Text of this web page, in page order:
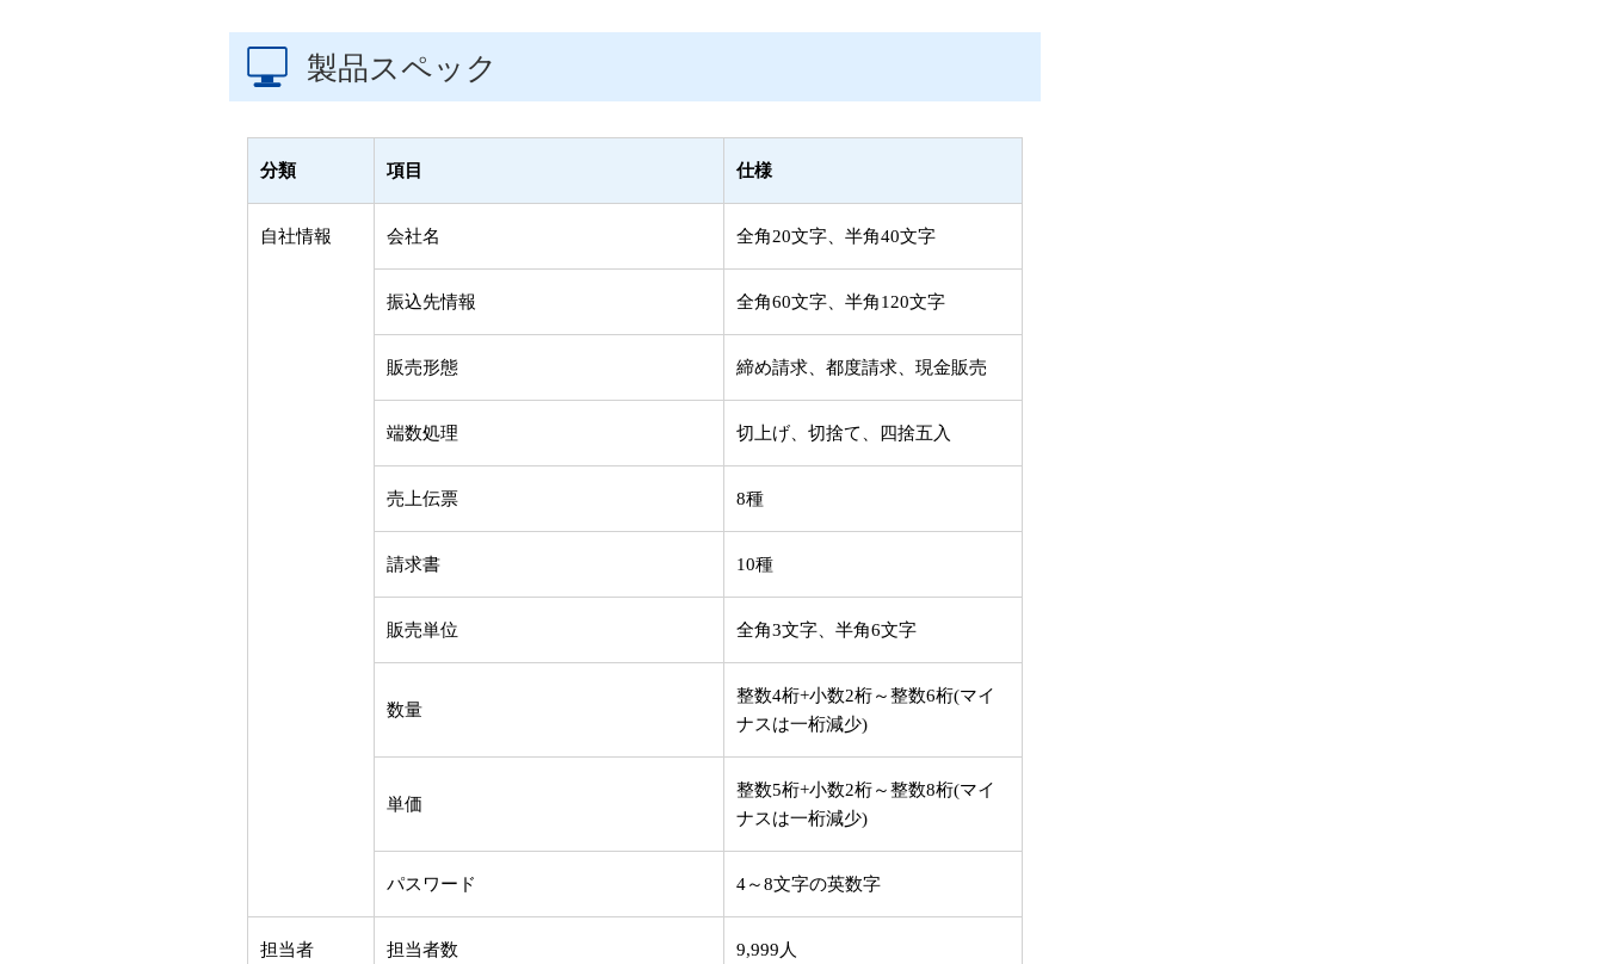
製品スペック
分類 項目 仕様
自社情報 会社名 全角20文字、半角40文字
振込先情報 全角60文字、半角120文字
販売形態 締め請求、都度請求、現金販売
端数処理 切上げ、切捨て、四捨五入
売上伝票 8種
請求書 10種
販売単位 全角3文字、半角6文字
数量
整数4桁+小数2桁～整数6桁(マイ
ナスは一桁減少)
単価
整数5桁+小数2桁～整数8桁(マイ
ナスは一桁減少)
パスワード 4～8文字の英数字
担当者 担当者数 9,999人